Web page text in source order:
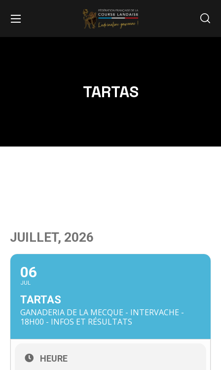
TARTAS
JUILLET, 2026
06
JUL
TARTAS
GANADERIA DE LA MECQUE - INTERVACHE -
18H00 - INFOS ET RÉSULTATS
HEURE